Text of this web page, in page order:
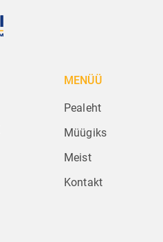
MENÜÜ
Pealeht
Müügiks
Meist
Kontakt